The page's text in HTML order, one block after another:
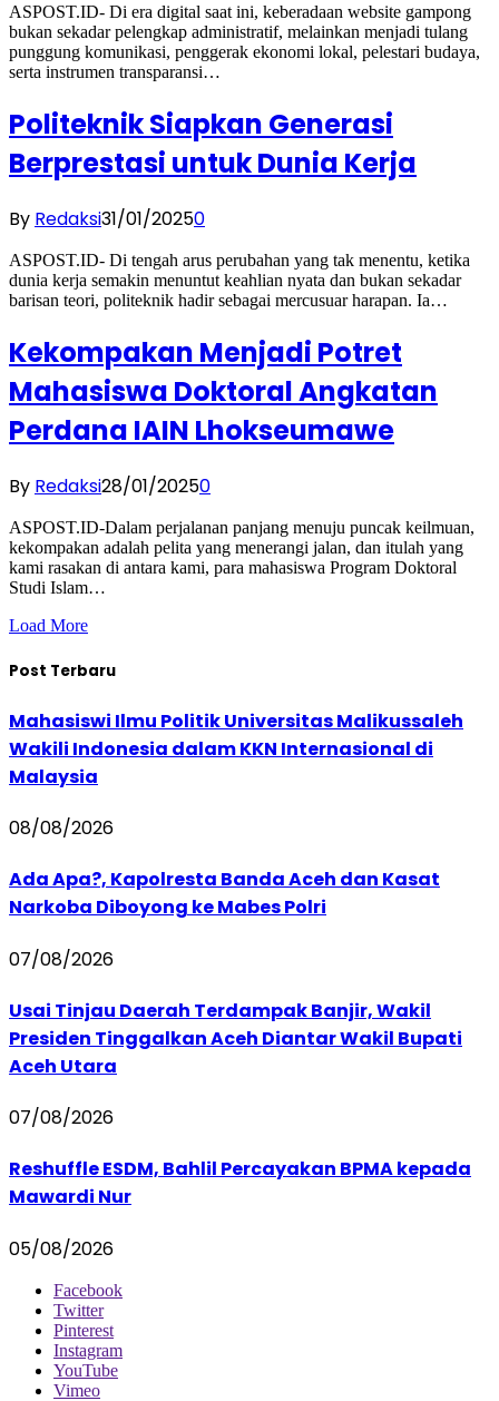
ASPOST.ID- Di era digital saat ini, keberadaan website gampong
bukan sekadar pelengkap administratif, melainkan menjadi tulang
punggung komunikasi, penggerak ekonomi lokal, pelestari budaya,
serta instrumen transparansi…
Politeknik Siapkan Generasi
Berprestasi untuk Dunia Kerja
By Redaksi31/01/20250
ASPOST.ID- Di tengah arus perubahan yang tak menentu, ketika
dunia kerja semakin menuntut keahlian nyata dan bukan sekadar
barisan teori, politeknik hadir sebagai mercusuar harapan. Ia…
Kekompakan Menjadi Potret
Mahasiswa Doktoral Angkatan
Perdana IAIN Lhokseumawe
By Redaksi28/01/20250
ASPOST.ID-Dalam perjalanan panjang menuju puncak keilmuan,
kekompakan adalah pelita yang menerangi jalan, dan itulah yang
kami rasakan di antara kami, para mahasiswa Program Doktoral
Studi Islam…
Load More
Post Terbaru
Mahasiswi Ilmu Politik Universitas Malikussaleh
Wakili Indonesia dalam KKN Internasional di
Malaysia
08/08/2026
Ada Apa?, Kapolresta Banda Aceh dan Kasat
Narkoba Diboyong ke Mabes Polri
07/08/2026
Usai Tinjau Daerah Terdampak Banjir, Wakil
Presiden Tinggalkan Aceh Diantar Wakil Bupati
Aceh Utara
07/08/2026
Reshuffle ESDM, Bahlil Percayakan BPMA kepada
Mawardi Nur
05/08/2026
Facebook
Twitter
Pinterest
Instagram
YouTube
Vimeo